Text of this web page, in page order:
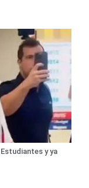
y ya